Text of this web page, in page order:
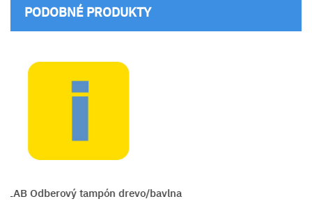
PODOBNÉ PRODUKTY
Odberový tampón drevo/bavlna